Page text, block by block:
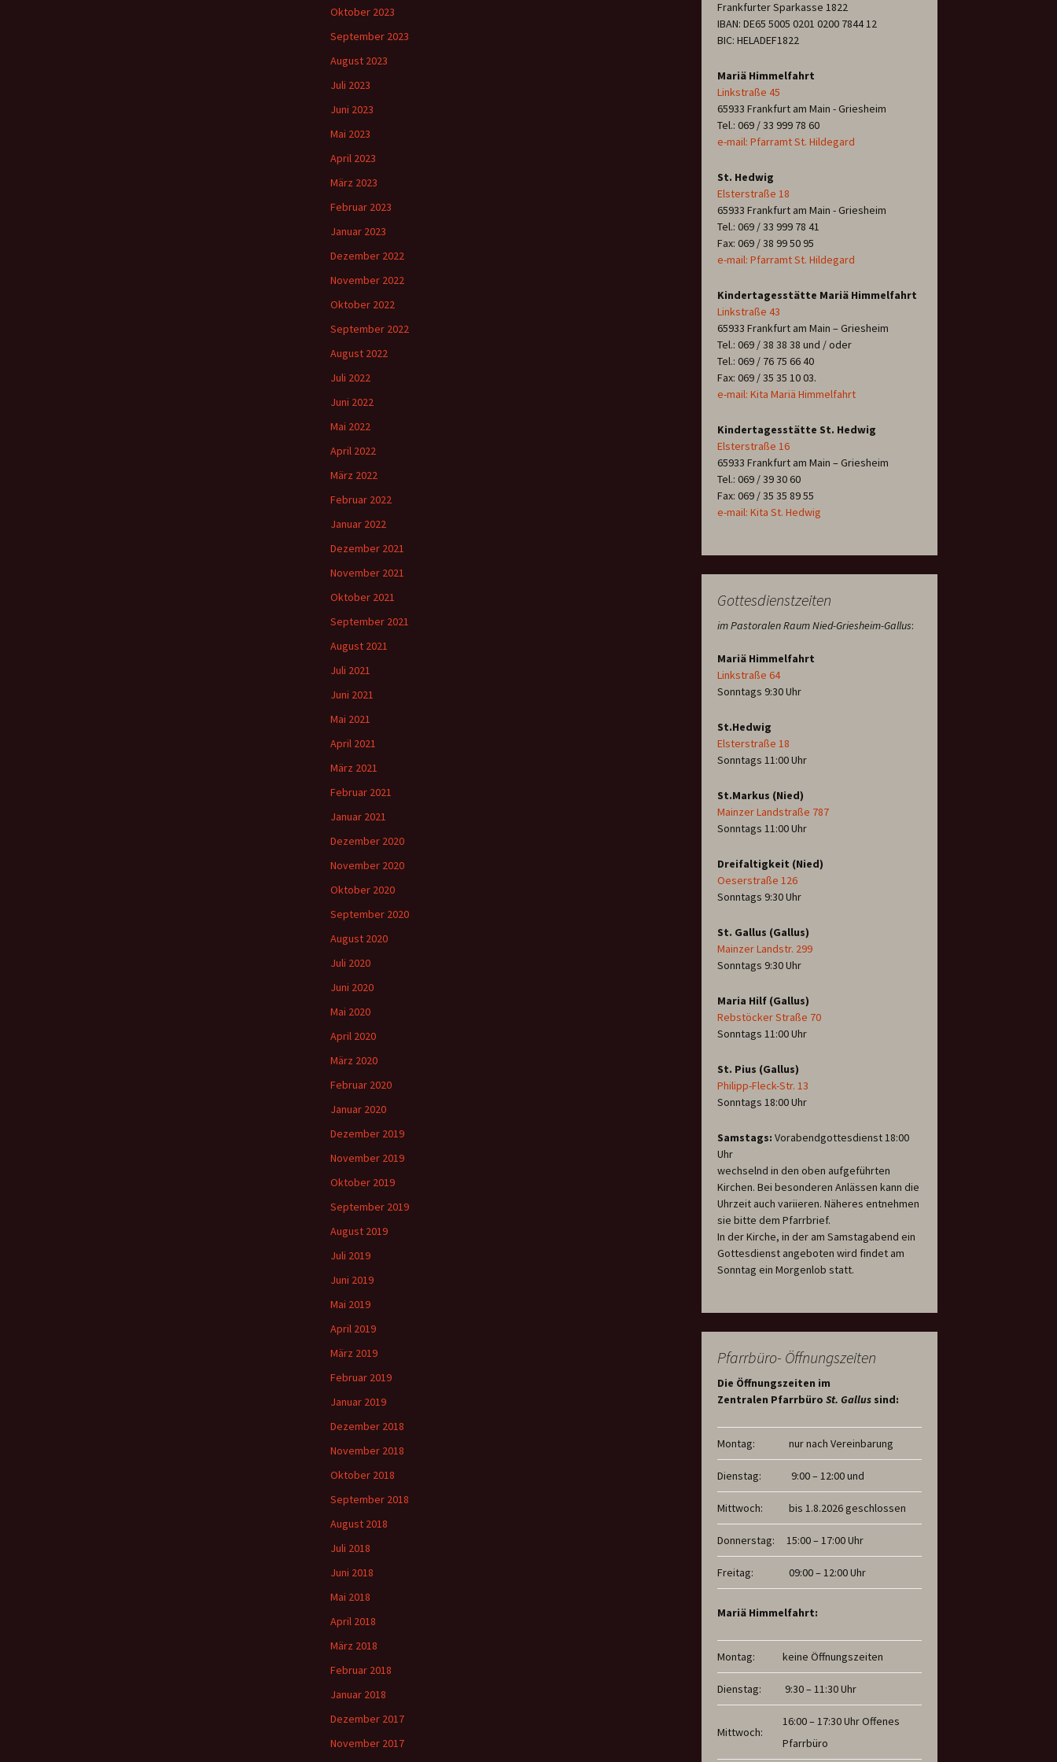
Frankfurter Sparkasse 1822
IBAN: DE65 5005 0201 0200 7844 12
BIC: HELADEF1822
Mariä Himmelfahrt
Linkstraße 45
65933 Frankfurt am Main - Griesheim
Tel.: 069 / 33 999 78 60
e-mail: Pfarramt St. Hildegard
St. Hedwig
Elsterstraße 18
65933 Frankfurt am Main - Griesheim
Tel.: 069 / 33 999 78 41
Fax: 069 / 38 99 50 95
e-mail: Pfarramt St. Hildegard
Kindertagesstätte Mariä Himmelfahrt
Linkstraße 43
65933 Frankfurt am Main – Griesheim
Tel.: 069 / 38 38 38 und / oder
Tel.: 069 / 76 75 66 40
Fax: 069 / 35 35 10 03.
e-mail: Kita Mariä Himmelfahrt
Kindertagesstätte St. Hedwig
Elsterstraße 16
65933 Frankfurt am Main – Griesheim
Tel.: 069 / 39 30 60
Fax: 069 / 35 35 89 55
e-mail: Kita St. Hedwig
Gottesdienstzeiten
im Pastoralen Raum Nied-Griesheim-Gallus:
Mariä Himmelfahrt
Linkstraße 64
Sonntags 9:30 Uhr
St.Hedwig
Elsterstraße 18
Sonntags 11:00 Uhr
St.Markus (Nied)
Mainzer Landstraße 787
Sonntags 11:00 Uhr
Dreifaltigkeit (Nied)
Oeserstraße 126
Sonntags 9:30 Uhr
St. Gallus (Gallus)
Mainzer Landstr. 299
Sonntags 9:30 Uhr
Maria Hilf (Gallus)
Rebstöcker Straße 70
Sonntags 11:00 Uhr
St. Pius (Gallus)
Philipp-Fleck-Str. 13
Sonntags 18:00 Uhr
Samstags: Vorabendgottesdienst 18:00
Uhr
wechselnd in den oben aufgeführten
Kirchen. Bei besonderen Anlässen kann die
Uhrzeit auch variieren. Näheres entnehmen
sie bitte dem Pfarrbrief.
In der Kirche, in der am Samstagabend ein
Gottesdienst angeboten wird findet am
Sonntag ein Morgenlob statt.
Pfarrbüro- Öffnungszeiten
Die Öffnungszeiten im
Zentralen Pfarrbüro St. Gallus sind:
Montag: nur nach Vereinbarung
Dienstag: 9:00 – 12:00 und
Mittwoch: bis 1.8.2026 geschlossen
Donnerstag: 15:00 – 17:00 Uhr
Freitag: 09:00 – 12:00 Uhr
Mariä Himmelfahrt:
Montag: keine Öffnungszeiten
Dienstag: 9:30 – 11:30 Uhr
Mittwoch:
16:00 – 17:30 Uhr Offenes
Pfarrbüro
Oktober 2023
September 2023
August 2023
Juli 2023
Juni 2023
Mai 2023
April 2023
März 2023
Februar 2023
Januar 2023
Dezember 2022
November 2022
Oktober 2022
September 2022
August 2022
Juli 2022
Juni 2022
Mai 2022
April 2022
März 2022
Februar 2022
Januar 2022
Dezember 2021
November 2021
Oktober 2021
September 2021
August 2021
Juli 2021
Juni 2021
Mai 2021
April 2021
März 2021
Februar 2021
Januar 2021
Dezember 2020
November 2020
Oktober 2020
September 2020
August 2020
Juli 2020
Juni 2020
Mai 2020
April 2020
März 2020
Februar 2020
Januar 2020
Dezember 2019
November 2019
Oktober 2019
September 2019
August 2019
Juli 2019
Juni 2019
Mai 2019
April 2019
März 2019
Februar 2019
Januar 2019
Dezember 2018
November 2018
Oktober 2018
September 2018
August 2018
Juli 2018
Juni 2018
Mai 2018
April 2018
März 2018
Februar 2018
Januar 2018
Dezember 2017
November 2017